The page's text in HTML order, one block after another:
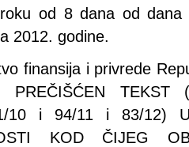
od 8 dana od dana
2012. godine.
finansija i privrede
TEKST
10 i 94/11 i 83/12)
KOD ČIJEG